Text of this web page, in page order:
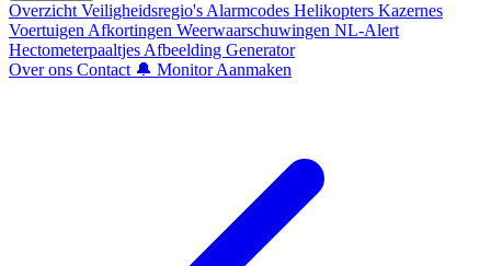
Overzicht Veiligheidsregio's Alarmcodes Helikopters Kazernes
Voertuigen Afkortingen Weerwaarschuwingen NL-Alert
Hectometerpaaltjes Afbeelding Generator
Over ons Contact 🔔 Monitor Aanmaken